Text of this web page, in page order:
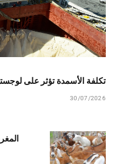
تكلفة الأسمدة تؤثر على
30/07/2026